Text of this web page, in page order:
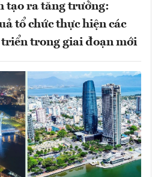
tạo ra tăng trưởng:
tổ chức thực hiện các
trong giai đoạn mới